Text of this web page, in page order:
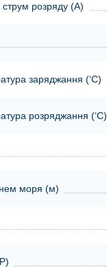
розряду (А)
заряджання (‘С)
розряджання (‘С)
моря (м)